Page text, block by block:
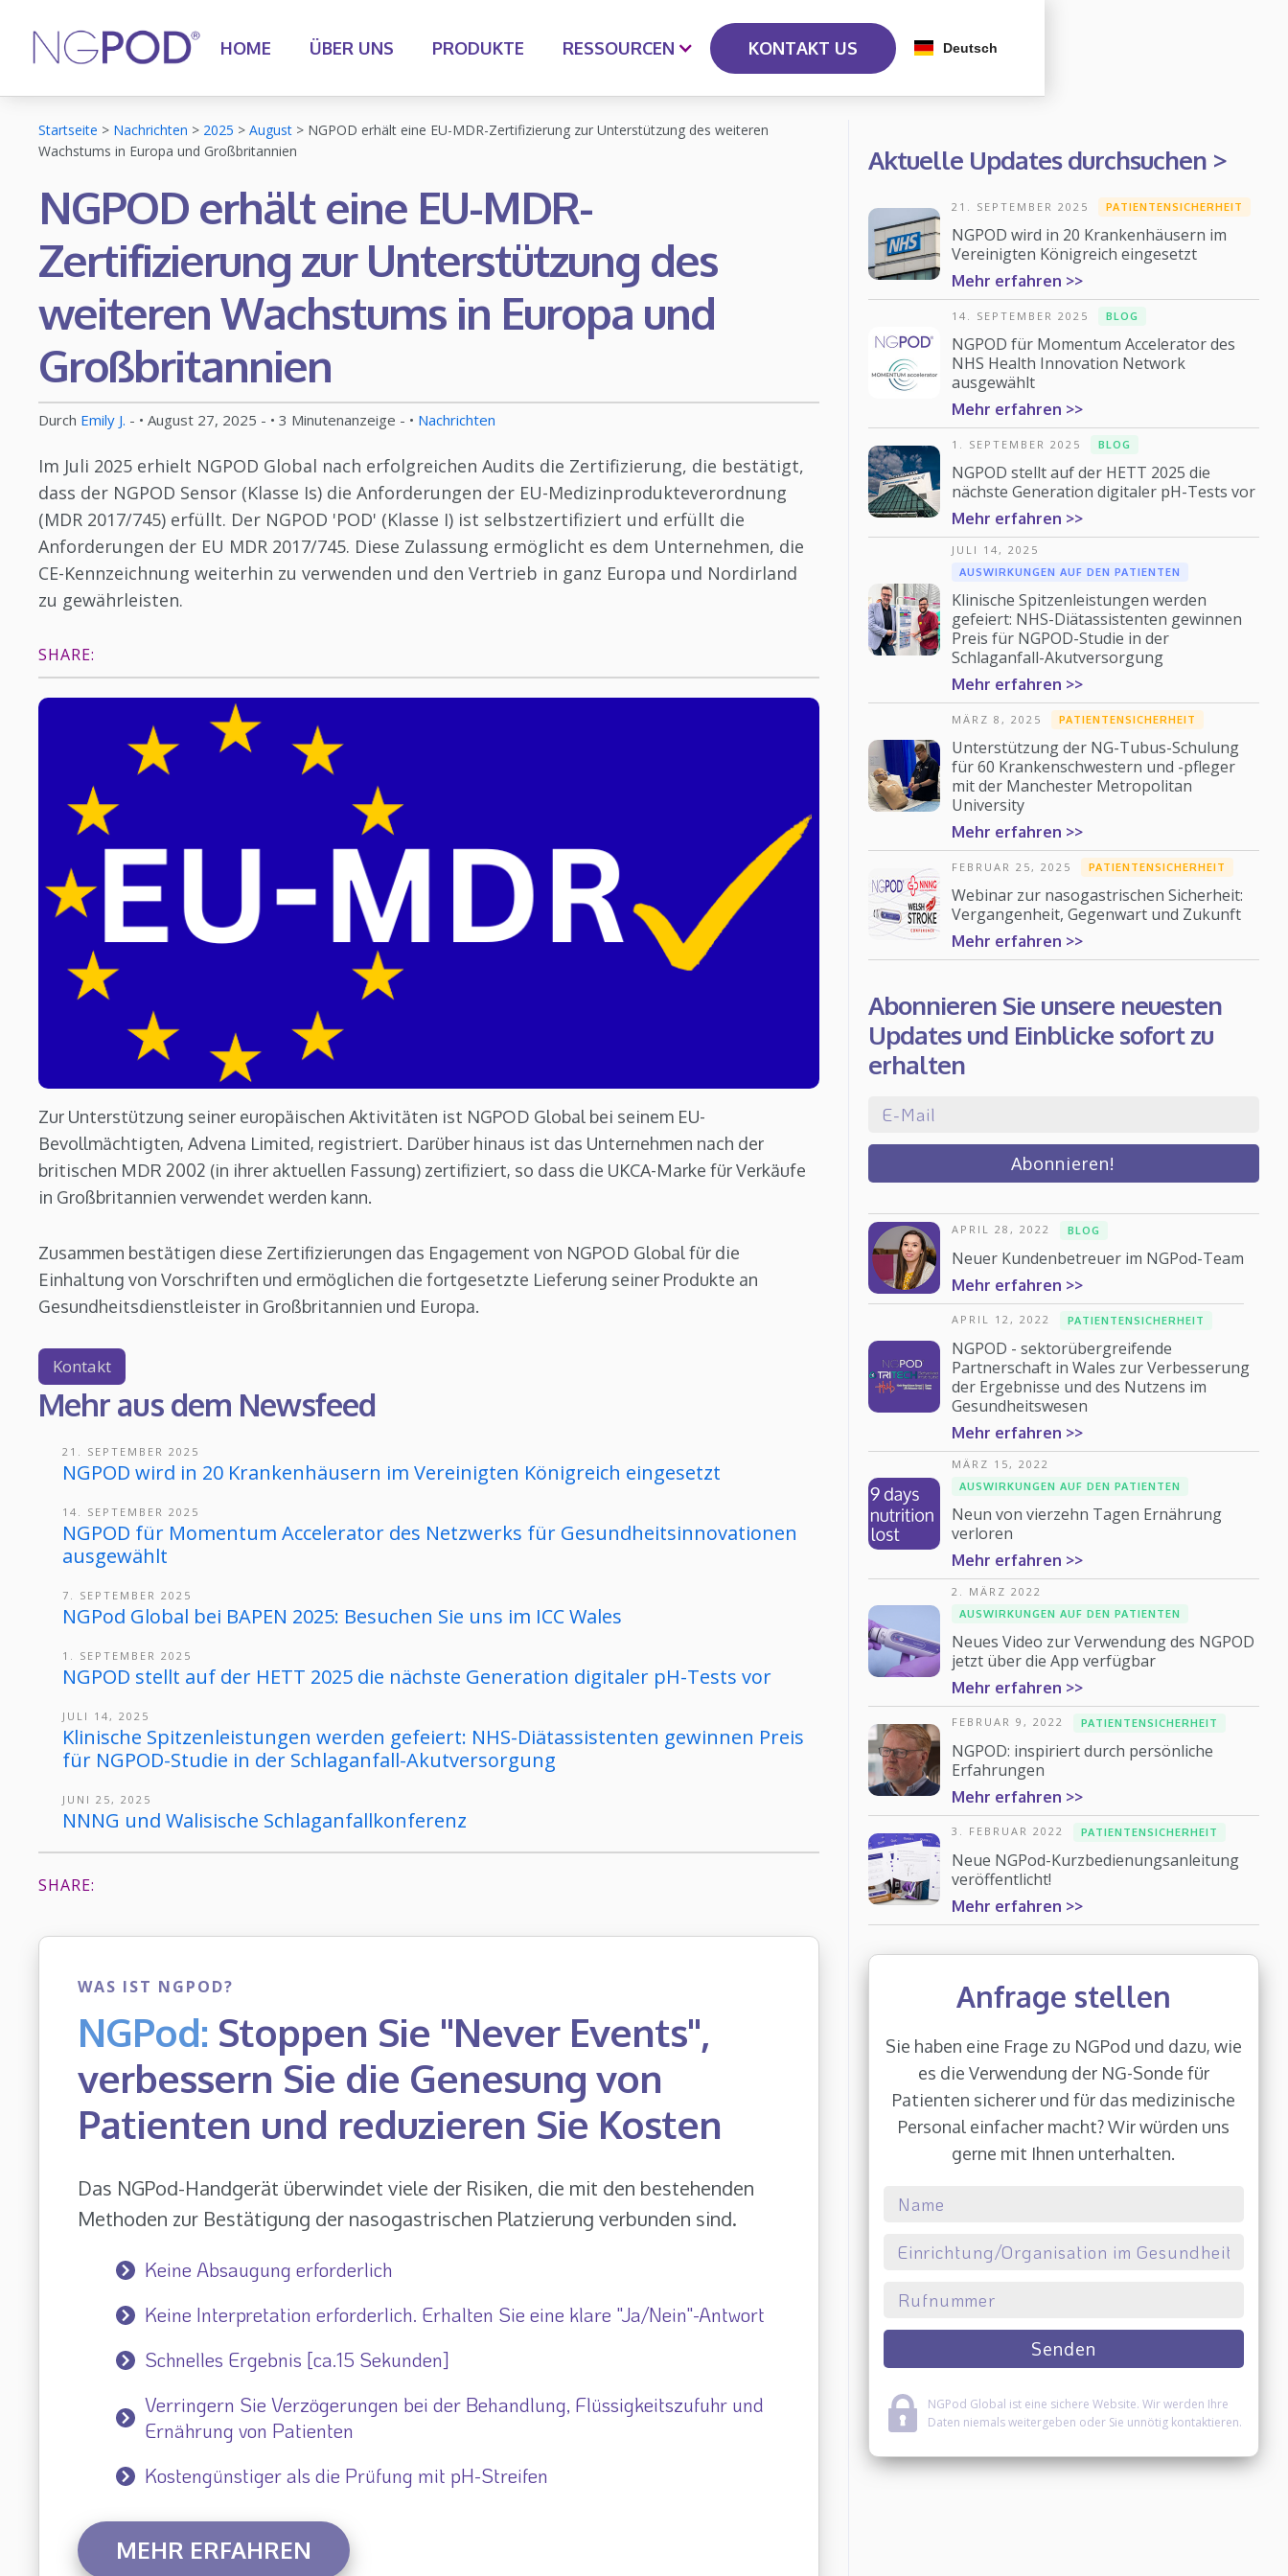
HOME ÜBER UNS PRODUKTE RESSOURCEN KONTAKT US Deutsch
Startseite > Nachrichten > 2025 > August > NGPOD erhält eine EU-MDR-Zertifizierung zur Unterstützung des weiteren
Wachstums in Europa und Großbritannien
NGPOD erhält eine EU-MDR-
Zertifizierung zur Unterstützung des
weiteren Wachstums in Europa und
Großbritannien
Durch Emily J. - • August 27, 2025 - • 3 Minutenanzeige - • Nachrichten
Im Juli 2025 erhielt NGPOD Global nach erfolgreichen Audits die Zertifizierung, die bestätigt,
dass der NGPOD Sensor (Klasse Is) die Anforderungen der EU-Medizinprodukteverordnung
(MDR 2017/745) erfüllt. Der NGPOD 'POD' (Klasse I) ist selbstzertifiziert und erfüllt die
Anforderungen der EU MDR 2017/745. Diese Zulassung ermöglicht es dem Unternehmen, die
CE-Kennzeichnung weiterhin zu verwenden und den Vertrieb in ganz Europa und Nordirland
zu gewährleisten.
SHARE:
Zur Unterstützung seiner europäischen Aktivitäten ist NGPOD Global bei seinem EU-
Bevollmächtigten, Advena Limited, registriert. Darüber hinaus ist das Unternehmen nach der
britischen MDR 2002 (in ihrer aktuellen Fassung) zertifiziert, so dass die UKCA-Marke für Verkäufe
in Großbritannien verwendet werden kann.
Zusammen bestätigen diese Zertifizierungen das Engagement von NGPOD Global für die
Einhaltung von Vorschriften und ermöglichen die fortgesetzte Lieferung seiner Produkte an
Gesundheitsdienstleister in Großbritannien und Europa.
Kontakt
Mehr aus dem Newsfeed
21. SEPTEMBER 2025
NGPOD wird in 20 Krankenhäusern im Vereinigten Königreich eingesetzt
14. SEPTEMBER 2025
NGPOD für Momentum Accelerator des Netzwerks für Gesundheitsinnovationen
ausgewählt
7. SEPTEMBER 2025
NGPod Global bei BAPEN 2025: Besuchen Sie uns im ICC Wales
1. SEPTEMBER 2025
NGPOD stellt auf der HETT 2025 die nächste Generation digitaler pH-Tests vor
JULI 14, 2025
Klinische Spitzenleistungen werden gefeiert: NHS-Diätassistenten gewinnen Preis
für NGPOD-Studie in der Schlaganfall-Akutversorgung
JUNI 25, 2025
NNNG und Walisische Schlaganfallkonferenz
SHARE:
WAS IST NGPOD?
NGPod: Stoppen Sie "Never Events",
verbessern Sie die Genesung von
Patienten und reduzieren Sie Kosten
Das NGPod-Handgerät überwindet viele der Risiken, die mit den bestehenden
Methoden zur Bestätigung der nasogastrischen Platzierung verbunden sind.
Keine Absaugung erforderlich
Keine Interpretation erforderlich. Erhalten Sie eine klare "Ja/Nein"-Antwort
Schnelles Ergebnis [ca.15 Sekunden]
Verringern Sie Verzögerungen bei der Behandlung, Flüssigkeitszufuhr und
Ernährung von Patienten
Kostengünstiger als die Prüfung mit pH-Streifen
MEHR ERFAHREN
Aktuelle Updates durchsuchen >
21. SEPTEMBER 2025 PATIENTENSICHERHEIT
NGPOD wird in 20 Krankenhäusern im
Vereinigten Königreich eingesetzt
Mehr erfahren >>
14. SEPTEMBER 2025 BLOG
NGPOD für Momentum Accelerator des
NHS Health Innovation Network
ausgewählt
Mehr erfahren >>
1. SEPTEMBER 2025 BLOG
NGPOD stellt auf der HETT 2025 die
nächste Generation digitaler pH-Tests vor
Mehr erfahren >>
JULI 14, 2025
AUSWIRKUNGEN AUF DEN PATIENTEN
Klinische Spitzenleistungen werden
gefeiert: NHS-Diätassistenten gewinnen
Preis für NGPOD-Studie in der
Schlaganfall-Akutversorgung
Mehr erfahren >>
MÄRZ 8, 2025 PATIENTENSICHERHEIT
Unterstützung der NG-Tubus-Schulung
für 60 Krankenschwestern und -pfleger
mit der Manchester Metropolitan
University
Mehr erfahren >>
FEBRUAR 25, 2025 PATIENTENSICHERHEIT
Webinar zur nasogastrischen Sicherheit:
Vergangenheit, Gegenwart und Zukunft
Mehr erfahren >>
Abonnieren Sie unsere neuesten
Updates und Einblicke sofort zu
erhalten
APRIL 28, 2022 BLOG
Neuer Kundenbetreuer im NGPod-Team
Mehr erfahren >>
APRIL 12, 2022 PATIENTENSICHERHEIT
NGPOD - sektorübergreifende
Partnerschaft in Wales zur Verbesserung
der Ergebnisse und des Nutzens im
Gesundheitswesen
Mehr erfahren >>
MÄRZ 15, 2022
AUSWIRKUNGEN AUF DEN PATIENTEN
Neun von vierzehn Tagen Ernährung
verloren
Mehr erfahren >>
2. MÄRZ 2022
AUSWIRKUNGEN AUF DEN PATIENTEN
Neues Video zur Verwendung des NGPOD
jetzt über die App verfügbar
Mehr erfahren >>
FEBRUAR 9, 2022 PATIENTENSICHERHEIT
NGPOD: inspiriert durch persönliche
Erfahrungen
Mehr erfahren >>
3. FEBRUAR 2022 PATIENTENSICHERHEIT
Neue NGPod-Kurzbedienungsanleitung
veröffentlicht!
Mehr erfahren >>
Anfrage stellen
Sie haben eine Frage zu NGPod und dazu, wie
es die Verwendung der NG-Sonde für
Patienten sicherer und für das medizinische
Personal einfacher macht? Wir würden uns
gerne mit Ihnen unterhalten.
NGPod Global ist eine sichere Website. Wir werden Ihre
Daten niemals weitergeben oder Sie unnötig kontaktieren.